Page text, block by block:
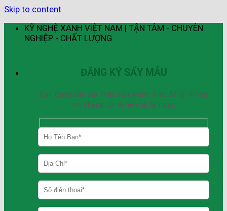
Skip to content
KỸ NGHỆ XANH VIỆT NAM | TẬN TÂM - CHUYÊN
NGHIỆP - CHẤT LƯỢNG
ĐĂNG KÝ SẤY MẪU
Bạn đang cần sấy mẫu sản phẩm. Hãy để lại thông
tin, chúng tôi sẽ liên hệ lại ngay.